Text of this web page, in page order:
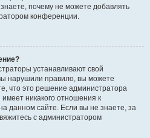
почему не можете добавлять
конференции.
устанавливают свой
нарушили правило, вы можете
что это решение администратора
никакого отношения к
данном сайте. Если вы не знаете, за
с администратором